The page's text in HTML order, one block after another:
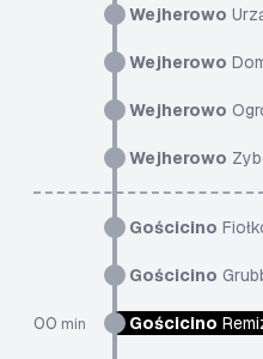
Wejherowo
Wejherowo
Wejherowo
Wejherowo
Gościcino
Gościcino
00 min Gościcino